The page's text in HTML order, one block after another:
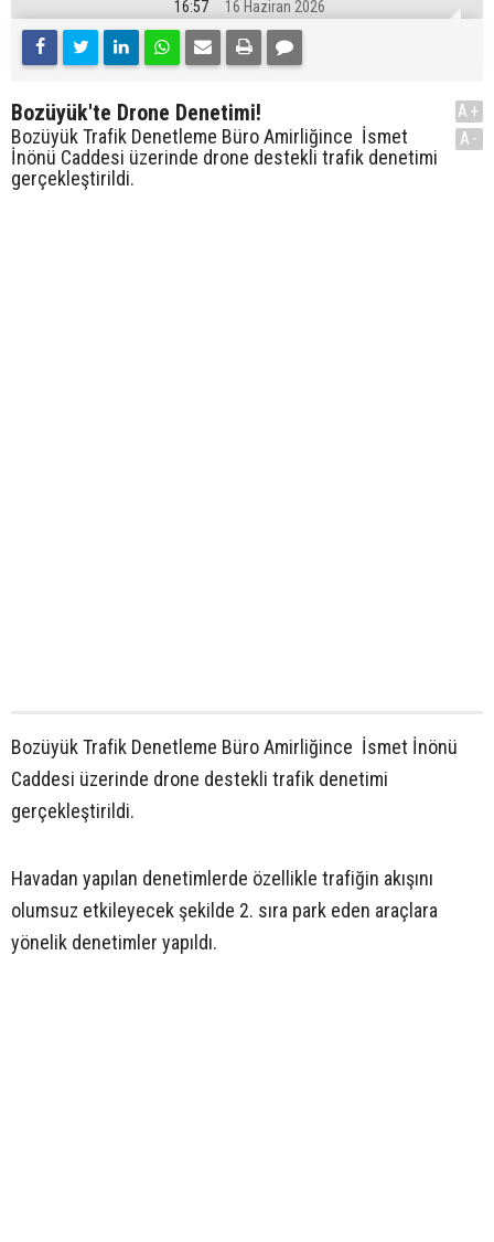
16:57 16 Haziran 2026
Bozüyük'te Drone Denetimi!
Bozüyük Trafik Denetleme Büro Amirliğince İsmet
İnönü Caddesi üzerinde drone destekli trafik denetimi
gerçekleştirildi.
A+
A-
Bozüyük Trafik Denetleme Büro Amirliğince İsmet İnönü
Caddesi üzerinde drone destekli trafik denetimi
gerçekleştirildi.
Havadan yapılan denetimlerde özellikle trafiğin akışını
olumsuz etkileyecek şekilde 2. sıra park eden araçlara
yönelik denetimler yapıldı.